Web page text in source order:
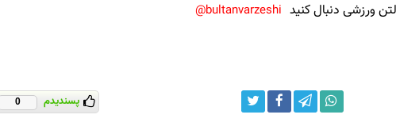
ورزشی دنبال کنید bultanvarzeshi@
پسندیدم 0